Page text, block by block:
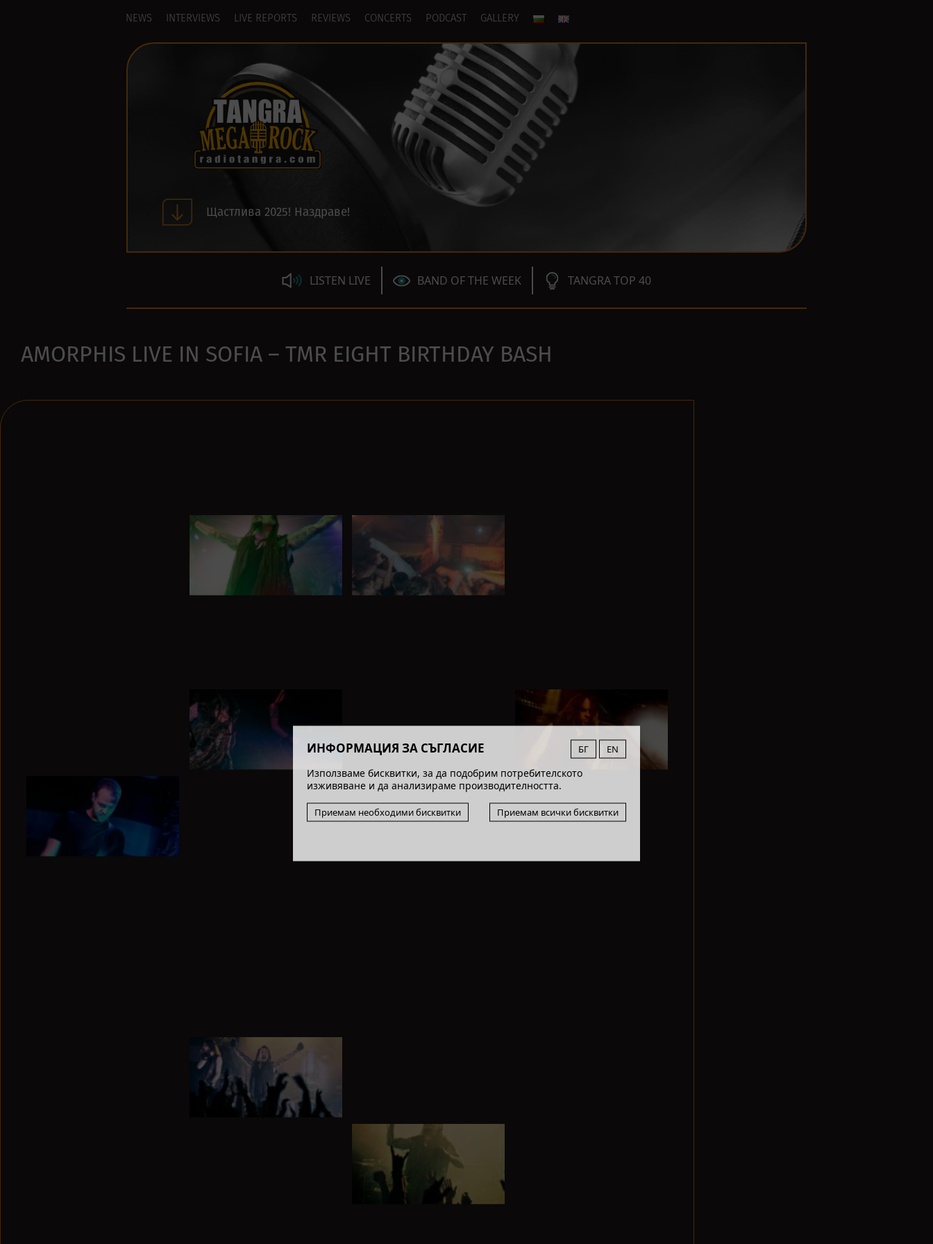
ИНФОРМАЦИЯ ЗА СЪГЛАСИЕ БГ EN
Използваме бисквитки, за да подобрим потребителското
изживяване и да анализираме производителността.
Приемам необходими бисквитки Приемам всички бисквитки
NEWS INTERVIEWS LIVE REPORTS REVIEWS CONCERTS PODCAST GALLERY
Щастлива 2025! Наздраве!
LISTEN LIVE BAND OF THE WEEK TANGRA TOP 40
AMORPHIS LIVE IN SOFIA – TMR EIGHT BIRTHDAY BASH